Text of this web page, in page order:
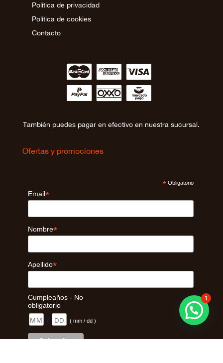
Política de privacidad
Política de cookies
Contacto
∹ ∵ ≂
∾ ∼ ∻
También puedes pagar en efectivo en nuestra sucursal.
Ofertas y promociones
* Obligatorio
Email*
Nombre*
Apellido*
Cumpleaños - No
obligatorio
/
( mm / dd )
1